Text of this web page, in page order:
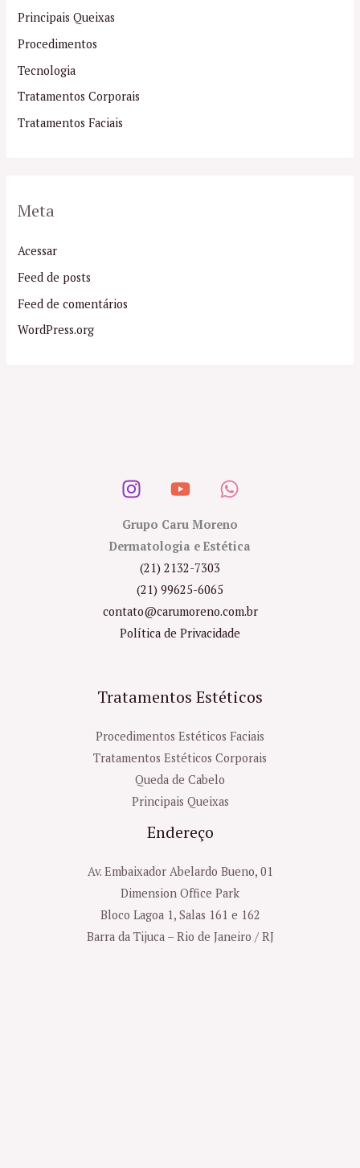
Principais Queixas
Procedimentos
Tecnologia
Tratamentos Corporais
Tratamentos Faciais
Meta
Acessar
Feed de posts
Feed de comentários
WordPress.org
Grupo Caru Moreno
Dermatologia e Estética
(21) 2132-7303
(21) 99625-6065
contato@carumoreno.com.br
Política de Privacidade
Tratamentos Estéticos
Procedimentos Estéticos Faciais
Tratamentos Estéticos Corporais
Queda de Cabelo
Principais Queixas
Endereço
Av. Embaixador Abelardo Bueno, 01
Dimension Office Park
Bloco Lagoa 1, Salas 161 e 162
Barra da Tijuca – Rio de Janeiro / RJ